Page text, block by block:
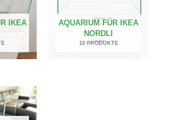
IKEA
AQUARIUM FÜR IKEA
NORDLI
10 PRODUKTE